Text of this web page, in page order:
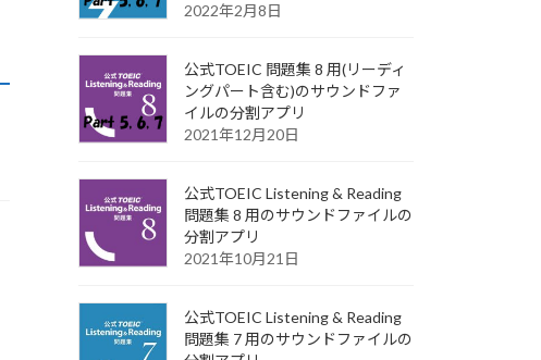
2022年2月8日
公式TOEIC 問題集 8 用(リーディ
ングパート含む)のサウンドファ
イルの分割アプリ
2021年12月20日
公式TOEIC Listening & Reading
問題集 8 用のサウンドファイルの
分割アプリ
2021年10月21日
公式TOEIC Listening & Reading
問題集 7 用のサウンドファイルの